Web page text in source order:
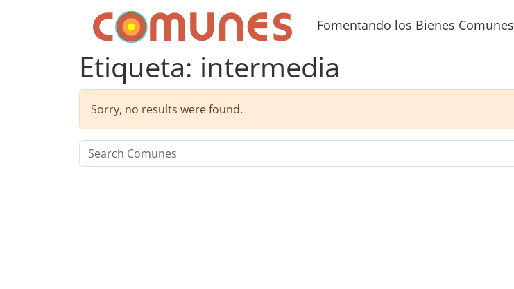
Comunes Fomentando los Bienes Comunes
Etiqueta: intermedia
Sorry, no results were found.
Search for: